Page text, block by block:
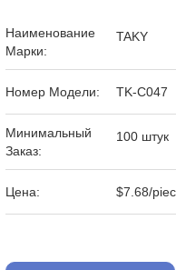
Наименование
Марки:
TAKY
Номер Модели: TK-C047
Минимальный
Заказ:
100 штук
Цена: $7.68/